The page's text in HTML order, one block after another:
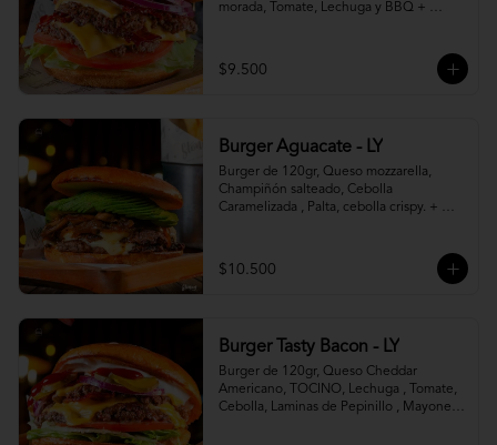
morada, Tomate, Lechuga y BBQ +
$9.500
Burger Aguacate - LY
Burger de 120gr, Queso mozzarella,
Champiñón salteado, Cebolla
Caramelizada , Palta, cebolla crispy. +
$10.500
Burger Tasty Bacon - LY
Burger de 120gr, Queso Cheddar
Americano, TOCINO, Lechuga , Tomate,
Cebolla, Laminas de Pepinillo , Mayonesa